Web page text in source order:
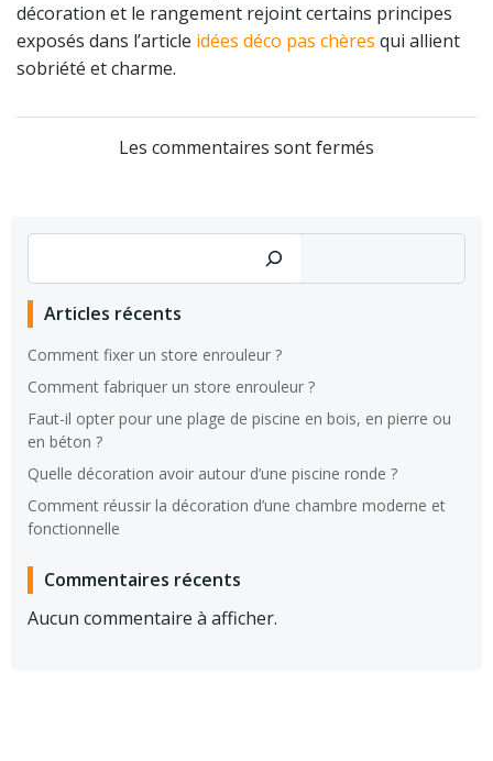
décoration et le rangement rejoint certains principes
exposés dans l’article idées déco pas chères qui allient
sobriété et charme.
Les commentaires sont fermés
Articles récents
Comment fixer un store enrouleur ?
Comment fabriquer un store enrouleur ?
Faut-il opter pour une plage de piscine en bois, en pierre ou
en béton ?
Quelle décoration avoir autour d’une piscine ronde ?
Comment réussir la décoration d’une chambre moderne et
fonctionnelle
Commentaires récents
Aucun commentaire à afficher.